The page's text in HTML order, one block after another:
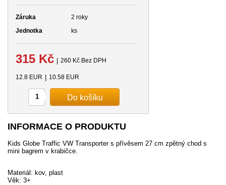
Záruka
2 roky
Jednotka
ks
315 Kč 260 Kč Bez DPH
12.8 EUR 10.58 EUR
INFORMACE O PRODUKTU
Kids Globe Traffic VW Transporter s přívěsem 27 cm zpětný chod s
mini bagrem v krabičce.
Materiál: kov, plast
Věk: 3+